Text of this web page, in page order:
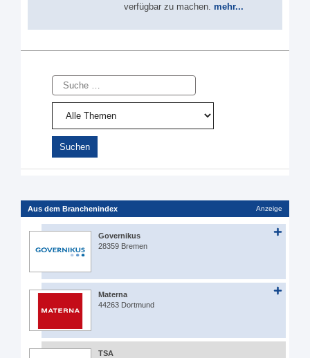
verfügbar zu machen. mehr...
Suche
Aus dem Branchenindex Anzeige
Governikus
28359 Bremen
Materna
44263 Dortmund
TSA